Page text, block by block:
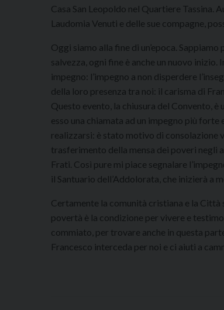
Casa San Leopoldo nel Quartiere Tassina.
Laudomia Venuti e delle sue compagne,
Oggi siamo alla fine di un’epoca.
salvezza, ogni fine è anche un nuovo
impegno: l’impegno a non disperdere
della loro presenza tra noi: il carisma di
Questo evento, la chiusura del Convento,
esso una chiamata ad un impegno più
realizzarsi: è stato motivo di consolazione
trasferimento della mensa dei poveri negli
Frati. Così pure mi piace segnalare
il Santuario dell’Addolorata, che inizierà a
Certamente la comunità cristiana e la Città
povertà è la condizione per vivere e
commiato, per trovare anche in questa
Francesco interceda per noi e ci aiuti a